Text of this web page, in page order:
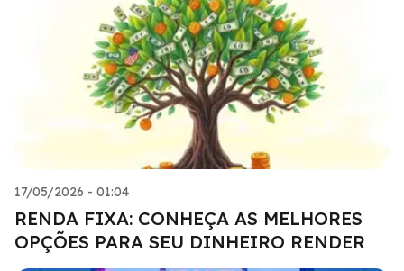
17/05/2026 - 01:04
RENDA FIXA: CONHEÇA AS MELHORES
OPÇÕES PARA SEU DINHEIRO RENDER